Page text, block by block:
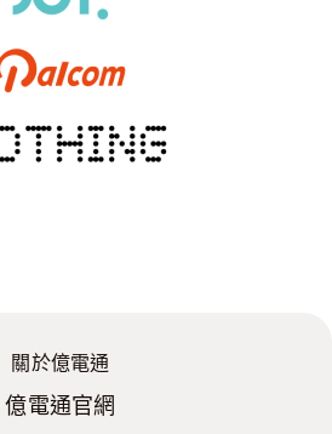
關於億電通
億電通官網